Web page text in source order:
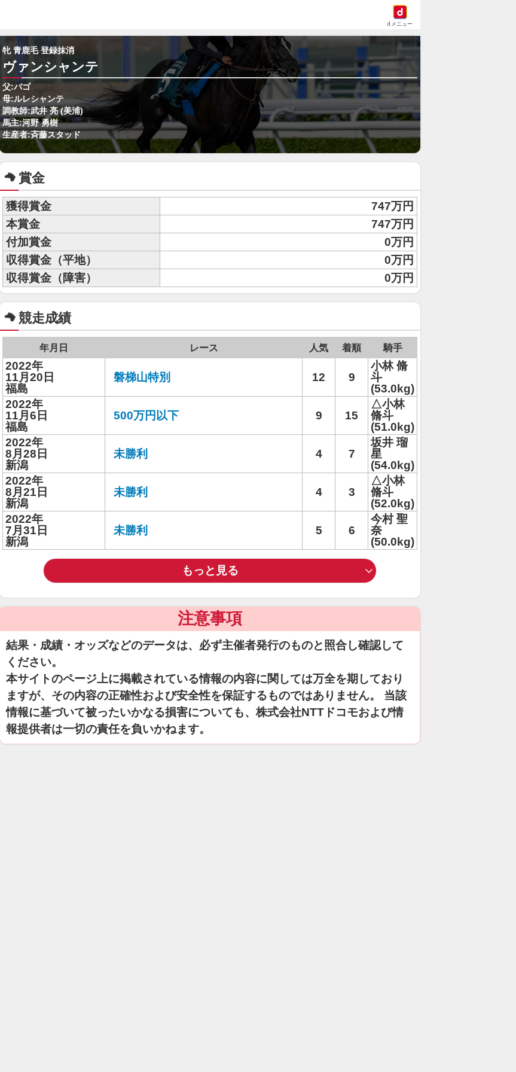
dメニュー
牝 青鹿毛 登録抹消
ヴァンシャンテ
父:バゴ
母:ルレシャンテ
調教師:武井 亮 (美浦)
馬主:河野 勇樹
生産者:斉藤スタッド
賞金
獲得賞金
747万円
本賞金
747万円
付加賞金
0万円
収得賞金（平地）
0万円
収得賞金（障害）
0万円
競走成績
年月日 レース 人気 着順 騎手
2022年
11月20日
福島
磐梯山特別 12 9
小林 脩
斗
(53.0kg)
2022年
11月6日
福島
500万円以下 9 15
△小林
脩斗
(51.0kg)
2022年
8月28日
新潟
未勝利 4 7
坂井 瑠
星
(54.0kg)
2022年
8月21日
新潟
未勝利 4 3
△小林
脩斗
(52.0kg)
2022年
7月31日
新潟
未勝利 5 6
今村 聖
奈
(50.0kg)
もっと見る
注意事項
結果・成績・オッズなどのデータは、必ず主催者発行のものと照合し確認して
ください。
本サイトのページ上に掲載されている情報の内容に関しては万全を期しており
ますが、その内容の正確性および安全性を保証するものではありません。 当該
情報に基づいて被ったいかなる損害についても、株式会社NTTドコモおよび情
報提供者は一切の責任を負いかねます。